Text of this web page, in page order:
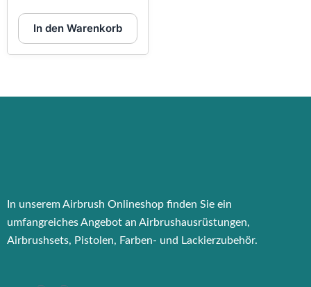
In den Warenkorb
In unserem Airbrush Onlineshop finden Sie ein
umfangreiches Angebot an Airbrushausrüstungen,
Airbrushsets, Pistolen, Farben- und Lackierzubehör.